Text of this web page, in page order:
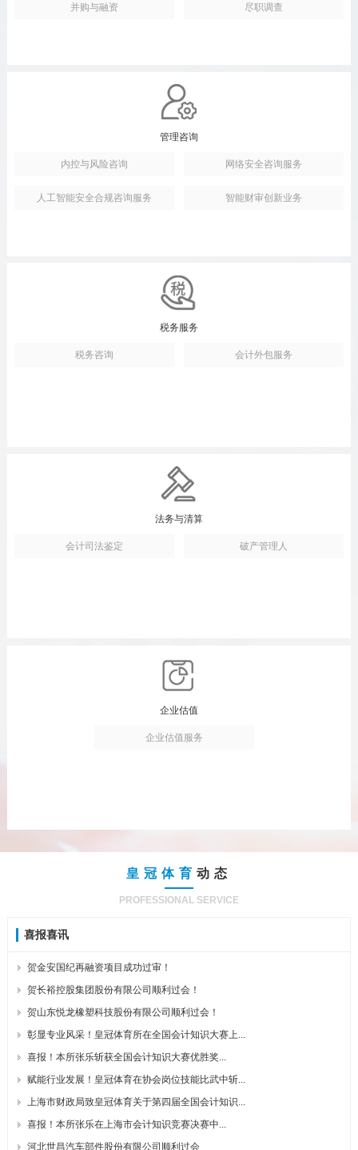
并购与融资 尽职调查
管理咨询
内控与风险咨询 网络安全咨询服务
人工智能安全合规咨询服务 智能财审创新业务
税务服务
税务咨询 会计外包服务
法务与清算
会计司法鉴定 破产管理人
企业估值
企业估值服务
皇冠体育 动态
PROFESSIONAL SERVICE
喜报喜讯
贺金安国纪再融资项目成功过审！
贺长裕控股集团股份有限公司顺利过会！
贺山东悦龙橡塑科技股份有限公司顺利过会！
彰显专业风采！皇冠体育所在全国会计知识大赛上...
喜报！本所张乐斩获全国会计知识大赛优胜奖...
赋能行业发展！皇冠体育在协会岗位技能比武中斩...
上海市财政局致皇冠体育关于第四届全国会计知识...
喜报！本所张乐在上海市会计知识竞赛决赛中...
河北世昌汽车部件股份有限公司顺利过会